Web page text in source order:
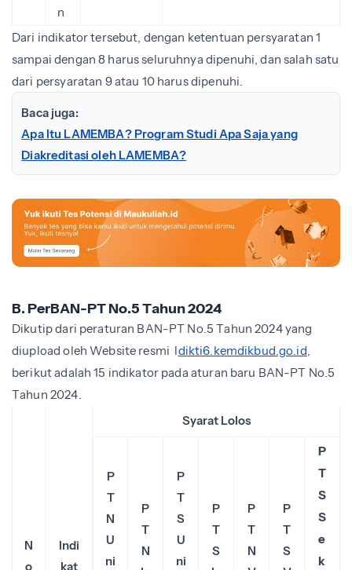
n
Dari indikator tersebut, dengan ketentuan persyaratan 1
sampai dengan 8 harus seluruhnya dipenuhi, dan salah satu
dari persyaratan 9 atau 10 harus dipenuhi.
Baca juga:
Apa Itu LAMEMBA? Program Studi Apa Saja yang
Diakreditasi oleh LAMEMBA?
B. PerBAN-PT No.5 Tahun 2024
Dikutip dari peraturan BAN-PT No.5 Tahun 2024 yang
diupload oleh Website resmi ldikti6.kemdikbud.go.id
berikut adalah 15 indikator pada aturan baru BAN-PT No.5
Tahun 2024.
N
o
Indi
kat
Syarat Lolos
P
T
N
U
ni
P
T
N
P
T
S
U
ni
P
T
S
P
T
N
P
T
S
P
T
S
S
e
k